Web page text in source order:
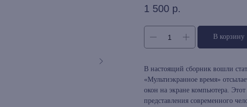
1 500 р.
В корзину
В настоящий сборник вошли
«Мультиэкранное время»
окон на экране компьютера.
представления современного